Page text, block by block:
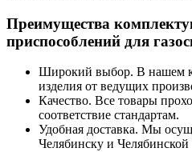
Преимущества
приспособлений для
Широкий выбор. В нашем
изделия от ведущих
Качество. Все товары
соответствие стандартам.
Удобная доставка. Мы
Челябинску и Челябинской